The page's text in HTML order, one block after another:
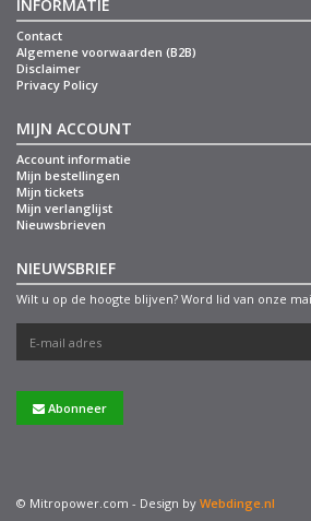
INFORMATIE
Contact
Algemene voorwaarden (B2B)
Disclaimer
Privacy Policy
MIJN ACCOUNT
Account informatie
Mijn bestellingen
Mijn tickets
Mijn verlanglijst
Nieuwsbrieven
NIEUWSBRIEF
Wilt u op de hoogte blijven? Word lid van onze
Abonneer
© Mitropower.com - Design by Webdinge.nl